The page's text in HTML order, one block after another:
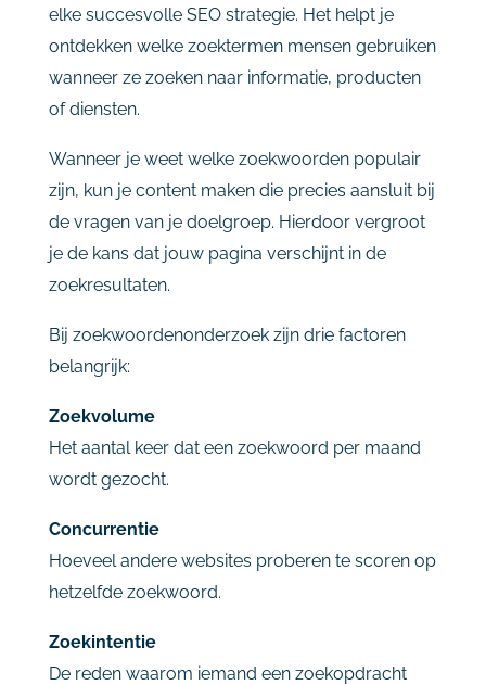
elke succesvolle SEO strategie. Het helpt je
ontdekken welke zoektermen mensen gebruiken
wanneer ze zoeken naar informatie, producten
ofdiensten.
Wanneer je weet welke zoekwoorden populair
zijn, kun je content maken die precies aansluit bij
de vragen van je doelgroep. Hierdoor vergroot
je de kans dat jouw pagina verschijnt in de
zoekresultaten.
Bij zoekwoordenonderzoek zijn drie factoren
belangrijk:
Zoekvolume
Het aantal keer dat een zoekwoord per maand
wordt gezocht.
Concurrentie
Hoeveel andere websites proberen te scoren op
hetzelfde zoekwoord.
Zoekintentie
De reden waarom iemand een zoekopdracht